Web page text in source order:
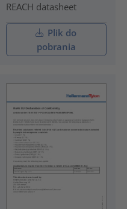
REACH datasheet
Plik do
pobrania